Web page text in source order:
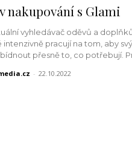
nakupování s Glami
vyhledávač oděvů a
intenzivně pracují na tom, aby
přesně to, co potřebují.
- 22.10.2022